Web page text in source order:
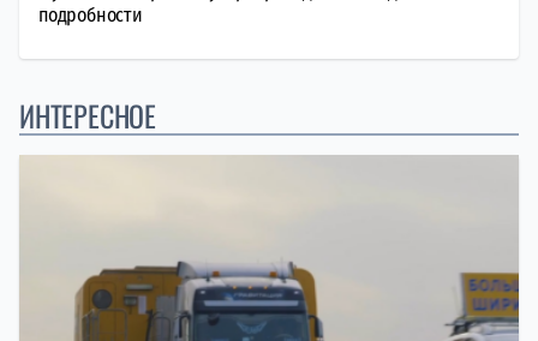
подробности
ИНТЕРЕСНОЕ